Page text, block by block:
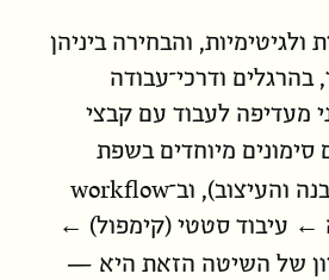
ולגיטימיות, והבחירה ביניהן
בהרגלים ודרכי־עבודה
מעדיפה לעבוד עם קבצי
סימונים מיוחדים בשפת
והעיצוב), וב־workflow
← עיבוד סטטי (קימפול) ←
של השיטה הזאת היא —